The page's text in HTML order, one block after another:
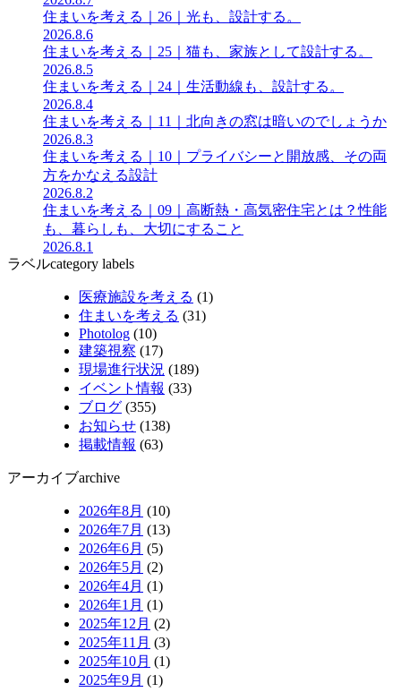
住まいを考える｜26｜光も、設計する。
2026.8.6
住まいを考える｜25｜猫も、家族として設計する。
2026.8.5
住まいを考える｜24｜生活動線も、設計する。
2026.8.4
住まいを考える｜11｜北向きの窓は暗いのでしょうか
2026.8.3
住まいを考える｜10｜プライバシーと開放感、その両
方をかなえる設計
2026.8.2
住まいを考える｜09｜高断熱・高気密住宅とは？性能
も、暮らしも、大切にすること
2026.8.1
ラベルcategory labels
医療施設を考える (1)
住まいを考える (31)
Photolog (10)
建築視察 (17)
現場進行状況 (189)
イベント情報 (33)
ブログ (355)
お知らせ (138)
掲載情報 (63)
アーカイブarchive
2026年8月 (10)
2026年7月 (13)
2026年6月 (5)
2026年5月 (2)
2026年4月 (1)
2026年1月 (1)
2025年12月 (2)
2025年11月 (3)
2025年10月 (1)
2025年9月 (1)